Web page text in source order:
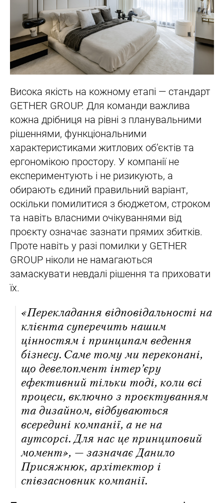
Висока якість на кожному етапі — стандарт
GETHER GROUP. Для команди важлива
кожна дрібниця на рівні з планувальними
рішеннями, функціональними
характеристиками житлових об’єктів та
ергономікою простору. У компанії не
експериментують і не ризикують, а
обирають єдиний правильний варіант,
оскільки помилитися з бюджетом, строком
та навіть власними очікуваннями від
проєкту означає зазнати прямих збитків.
Проте навіть у разі помилки у GETHER
GROUP ніколи не намагаються
замаскувати невдалі рішення та приховати
їх.
«Перекладання відповідальності на
клієнта суперечить нашим
цінностям і принципам ведення
бізнесу. Саме тому ми переконані,
що девелопмент інтер’єру
ефективний тільки тоді, коли всі
процеси, включно з проєктуванням
та дизайном, відбуваються
всередині компанії, а не на
аутсорсі. Для нас це принциповий
момент», — зазначає Данило
Присяжнюк, архітектор і
співзасновник компанії.